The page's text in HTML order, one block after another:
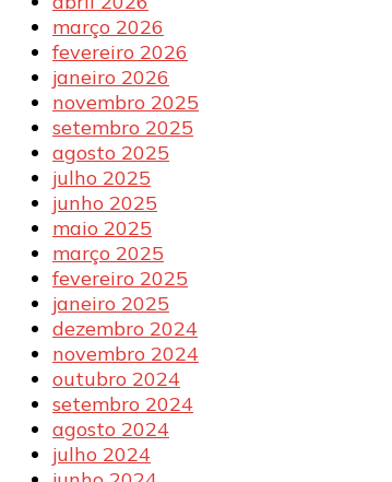
março 2026
fevereiro 2026
janeiro 2026
novembro 2025
setembro 2025
agosto 2025
julho 2025
junho 2025
maio 2025
março 2025
fevereiro 2025
janeiro 2025
dezembro 2024
novembro 2024
outubro 2024
setembro 2024
agosto 2024
julho 2024